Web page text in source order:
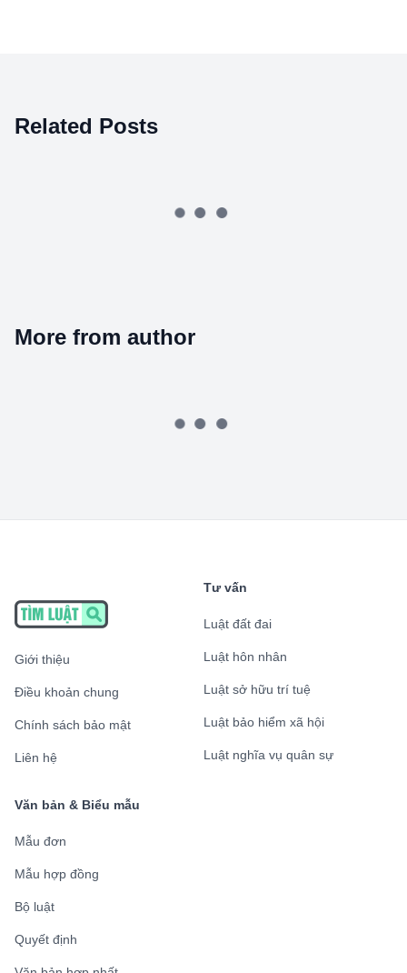
Related Posts
More from author
Giới thiệu
Điều khoản chung
Chính sách bảo mật
Liên hệ
Tư vấn
Luật đất đai
Luật hôn nhân
Luật sở hữu trí tuệ
Luật bảo hiểm xã hội
Luật nghĩa vụ quân sự
Văn bản & Biểu mẫu
Mẫu đơn
Mẫu hợp đồng
Bộ luật
Quyết định